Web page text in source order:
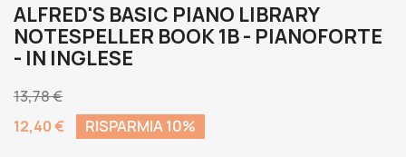
ALFRED'S BASIC PIANO LIBRARY
NOTESPELLER BOOK 1B - PIANOFORTE
- IN INGLESE
13,78 €
12,40 €
RISPARMIA 10%